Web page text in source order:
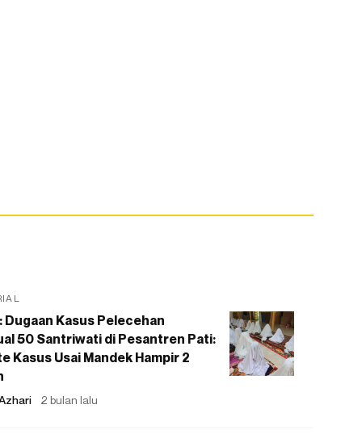
Dugaan Kasus Pelecehan
50 Santriwati di Pesantren Pati:
Kasus Usai Mandek Hampir 2
2 bulan lalu